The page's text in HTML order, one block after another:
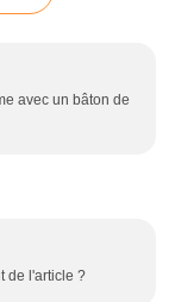
avec un bâton de
de l'article ?